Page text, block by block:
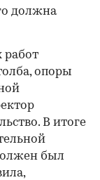
должна
работ
опоры
В итоге
был